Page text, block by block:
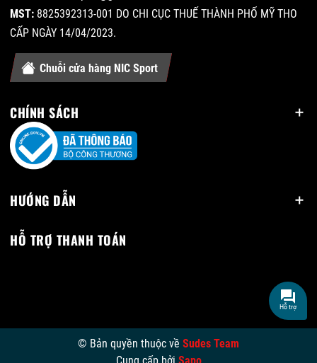
MST: 8825392313-001 DO CHI CỤC THUẾ THÀNH PHỐ MỸ THO
CẤP NGÀY 14/04/2023.
Chuỗi cửa hàng NIC Sport
CHÍNH SÁCH
HƯỚNG DẪN
HỖ TRỢ THANH TOÁN
© Bản quyền thuộc về Sudes Team
Hỗ trợ